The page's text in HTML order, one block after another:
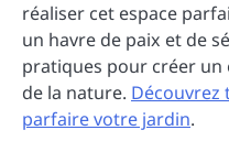
réaliser cet espace
un havre de paix et de
pratiques pour créer
de la nature. Découvrez
parfaire votre jardin.